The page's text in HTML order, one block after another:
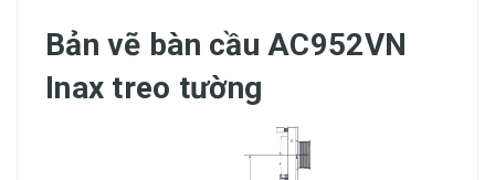
Bản vẽ bàn cầu AC952VN
Inax treo tường